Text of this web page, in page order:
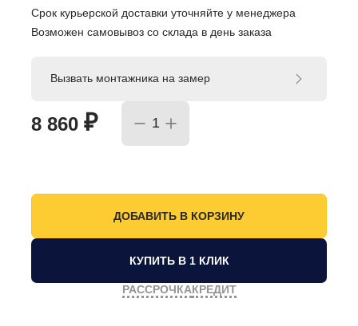
Срок курьерской доставки уточняйте у менеджера
Возможен самовывоз со склада в день заказа
8 860 ₽
Вызвать монтажника на замер
КУПИТЬ В 1 КЛИК
РАССРОЧКАКРЕДИТ